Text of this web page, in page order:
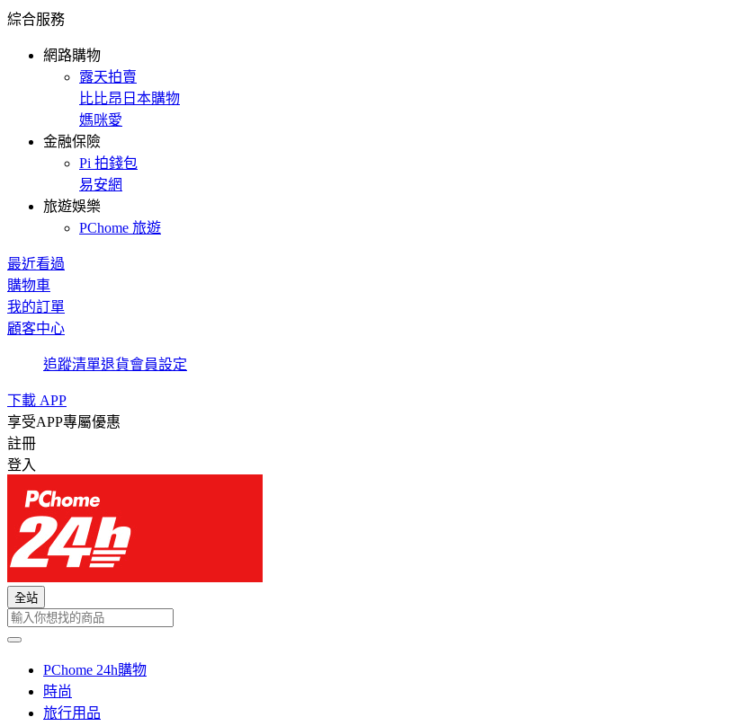
綜合服務
網路購物
露天拍賣
比比昂日本購物
媽咪愛
金融保險
Pi 拍錢包
易安網
旅遊娛樂
PChome 旅遊
最近看過
購物車
我的訂單
顧客中心
追蹤清單退貨會員設定
下載 APP
享受APP專屬優惠
註冊
登入
全站
PChome 24h購物
時尚
旅行用品